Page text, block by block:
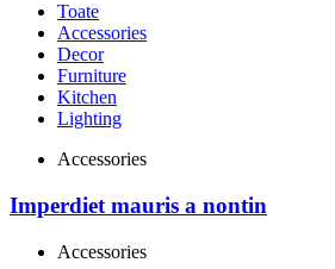
Toate
Accessories
Decor
Furniture
Kitchen
Lighting
Accessories
Imperdiet mauris a nontin
Accessories